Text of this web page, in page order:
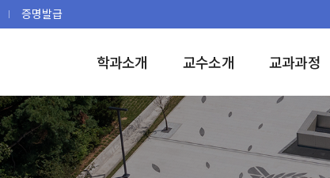
증명발급
학과소개 교수소개 교과과정